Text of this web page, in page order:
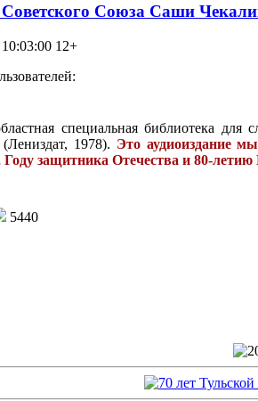
Союза Саши
12+
специальная библиотека для
(Лениздат, 1978). Это аудиоиздание
защитника Отечества и 80-
5440